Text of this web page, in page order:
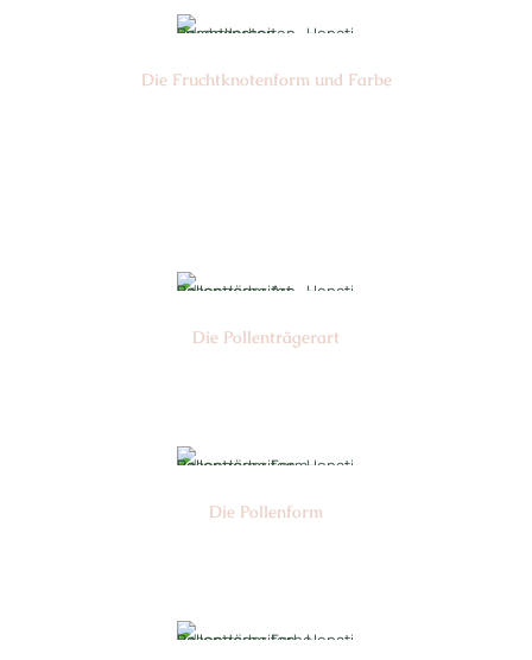
Die Frucht­knotenform und Farbe
Die Pollen­trägerart
Die Pollen­form